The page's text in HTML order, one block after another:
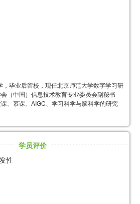
毕业后留校，现任北京师范大学数字学习研
（中国）信息技术教育专业委员会副秘书
、慕课、AIGC、学习科学与脑科学的研究
学员评价
性